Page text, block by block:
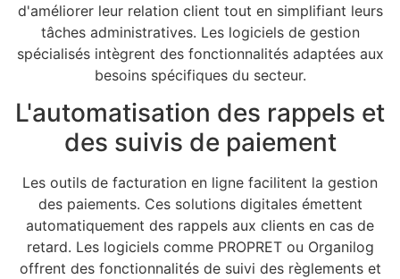
d'améliorer leur relation client tout en simplifiant leurs
tâches administratives. Les logiciels de gestion
spécialisés intègrent des fonctionnalités adaptées aux
besoins spécifiques du secteur.
L'automatisation des rappels et
des suivis de paiement
Les outils de facturation en ligne facilitent la gestion
des paiements. Ces solutions digitales émettent
automatiquement des rappels aux clients en cas de
retard. Les logiciels comme PROPRET ou Organilog
offrent des fonctionnalités de suivi des règlements et